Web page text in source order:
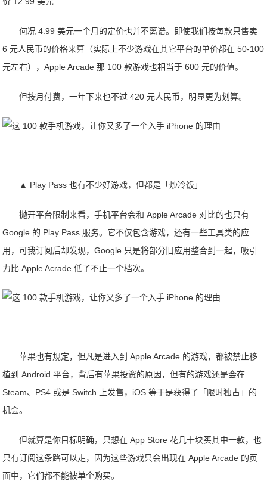
何况 4.99 美元一个月的定价也并不离谱。即使我们按每款只售卖
6 元人民币的价格来算（实际上不少游戏在其它平台的单价都在 50-100
元左右），Apple Arcade 那 100 款游戏也相当于 600 元的价值。
但按月付费，一年下来也不过 420 元人民币，明显更为划算。
▲ Play Pass 也有不少好游戏，但都是「炒冷饭」
抛开平台限制来看，手机平台会和 Apple Arcade 对比的也只有
Google 的 Play Pass 服务。它不仅包含游戏，还有一些工具类的应
用，可我订阅后却发现，Google 只是将部分旧应用整合到一起，吸引
力比 Apple Acrade 低了不止一个档次。
苹果也有规定，但凡是进入到 Apple Arcade 的游戏，都被禁止移
植到 Android 平台，背后有苹果投资的原因，但有的游戏还是会在
Steam、PS4 或是 Switch 上发售，iOS 等于是获得了「限时独占」的
机会。
但就算是你目标明确，只想在 App Store 花几十块买其中一款，也
只有订阅这条路可以走，因为这些游戏只会出现在 Apple Arcade 的页
面中，它们都不能被单个购买。